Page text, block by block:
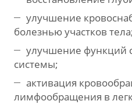
улучшение
болезнью участков
улучшение функций
системы;
активация
лимфообращения в